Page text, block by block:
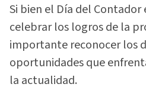
Si bien el Día del
celebrar los logros de la
importante reconocer los
oportunidades que
la actualidad.